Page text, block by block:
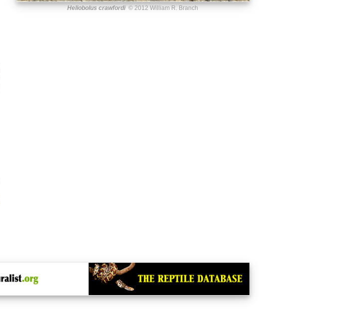
Heliobolus crawfordi© 2012 William R. Branch